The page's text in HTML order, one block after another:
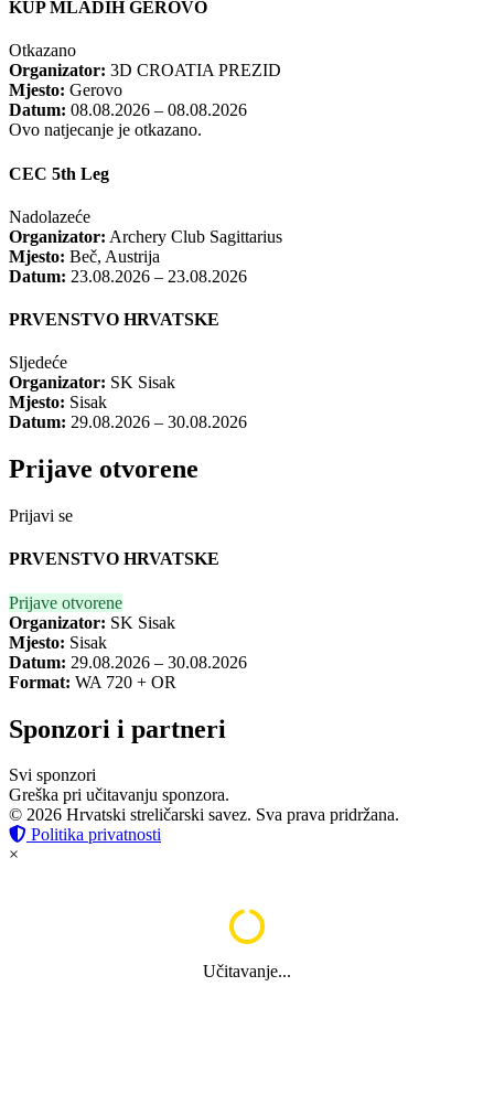
KUP MLADIH GEROVO
Otkazano
Organizator: 3D CROATIA PREZID
Mjesto: Gerovo
Datum: 08.08.2026 – 08.08.2026
Ovo natjecanje je otkazano.
CEC 5th Leg
Nadolazeće
Organizator: Archery Club Sagittarius
Mjesto: Beč, Austrija
Datum: 23.08.2026 – 23.08.2026
PRVENSTVO HRVATSKE
Sljedeće
Organizator: SK Sisak
Mjesto: Sisak
Datum: 29.08.2026 – 30.08.2026
Prijave otvorene
Prijavi se
PRVENSTVO HRVATSKE
Prijave otvorene
Organizator: SK Sisak
Mjesto: Sisak
Datum: 29.08.2026 – 30.08.2026
Format: WA 720 + OR
Sponzori i partneri
Svi sponzori
Greška pri učitavanju sponzora.
© 2026 Hrvatski streličarski savez. Sva prava pridržana.
Politika privatnosti
×
Učitavanje...